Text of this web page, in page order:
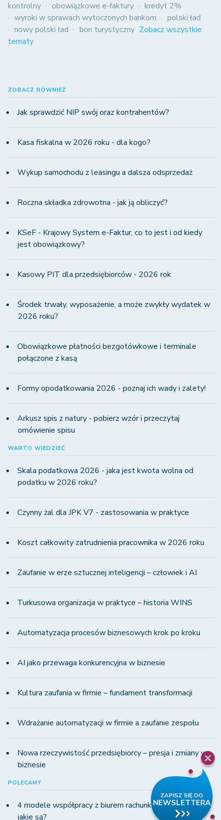
kontrolny
obowiązkowe e-faktury
kredyt 2%
wyroki w sprawach wytoczonych bankom
polski ład
nowy polski ład
bon turystyczny Zobacz wszystkie
tematy
ZOBACZ RÓWNIEŻ
Jak sprawdzić NIP swój oraz kontrahentów?
Kasa fiskalna w 2026 roku - dla kogo?
Wykup samochodu z leasingu a dalsza odsprzedaż
Roczna składka zdrowotna - jak ją obliczyć?
KSeF - Krajowy System e-Faktur, co to jest i od kiedy
jest obowiązkowy?
Kasowy PIT dla przedsiębiorców - 2026 rok
Środek trwały, wyposażenie, a może zwykły wydatek w
2026 roku?
Obowiązkowe płatności bezgotówkowe i terminale
połączone z kasą
Formy opodatkowania 2026 - poznaj ich wady i zalety!
Arkusz spis z natury - pobierz wzór i przeczytaj
omówienie spisu
WARTO WIEDZIEĆ
Skala podatkowa 2026 - jaka jest kwota wolna od
podatku w 2026 roku?
Czynny żal dla JPK V7 - zastosowania w praktyce
Koszt całkowity zatrudnienia pracownika w 2026 roku
Zaufanie w erze sztucznej inteligencji – człowiek i AI
Turkusowa organizacja w praktyce – historia WINS
Automatyzacja procesów biznesowych krok po kroku
AI jako przewaga konkurencyjna w biznesie
Kultura zaufania w firmie – fundament transformacji
Wdrażanie automatyzacji w firmie a zaufanie zespołu
Nowa rzeczywistość przedsiębiorcy – presja i zmiany w
biznesie
POLECAMY
4 modele współpracy z biurem rachunkowym w KSeF -
jakie są?